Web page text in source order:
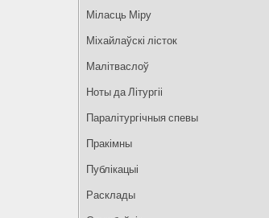
Міласць Міру
Міхайлаўскі лісток
Малітваслоў
Ноты да Літургіі
Паралітургічныя спевы
Пракімны
Публікацыі
Расклады